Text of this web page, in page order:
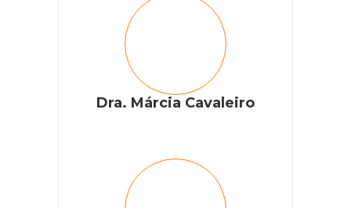
Dra. Márcia Cavaleiro